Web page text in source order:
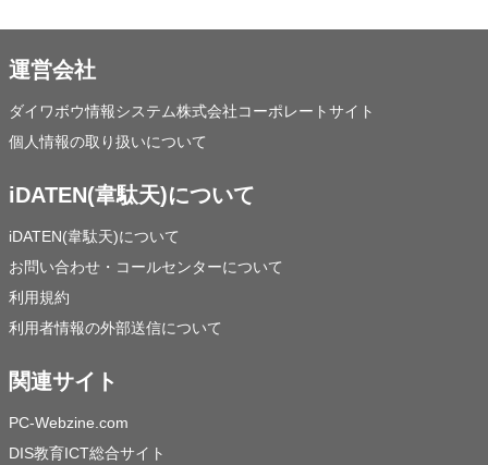
運営会社
ダイワボウ情報システム株式会社コーポレートサイト
個人情報の取り扱いについて
iDATEN(韋駄天)について
iDATEN(韋駄天)について
お問い合わせ・コールセンターについて
利用規約
利用者情報の外部送信について
関連サイト
PC-Webzine.com
DIS教育ICT総合サイト